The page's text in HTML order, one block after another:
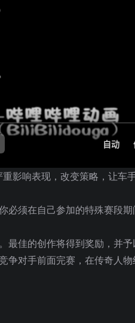
影响表现，改变策略，让车
须在自己参加的特殊赛段期
佳的创作将得到奖励，并予
对手前面完赛，在传奇人物